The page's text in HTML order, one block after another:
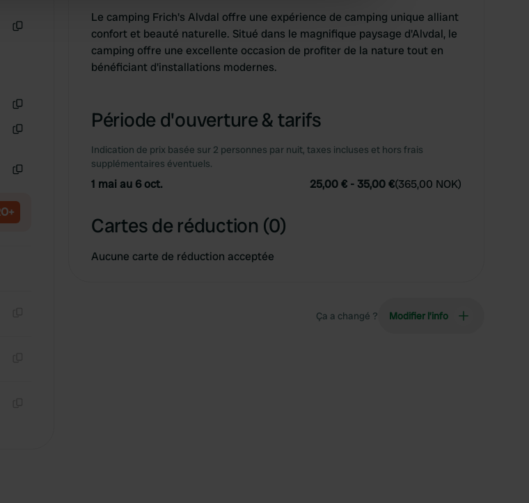
they’ve collected from your use of their services.
Le camping Frich's Alvdal offre une expérience de camping unique alliant
confort et beauté naturelle. Situé dans le magnifique paysage d'Alvdal, le
camping offre une excellente occasion de profiter de la nature tout en
bénéficiant d'installations modernes.
Période d'ouverture & tarifs
Indication de prix basée sur 2 personnes par nuit, taxes incluses et hors frais
supplémentaires éventuels.
1 mai au 6 oct. 25,00 € - 35,00 €(365,00 NOK)
Cartes de réduction (0)
Aucune carte de réduction acceptée
Ça a changé ? Modifier l’info